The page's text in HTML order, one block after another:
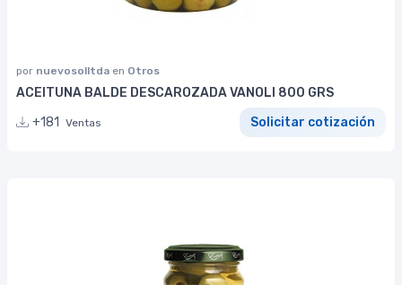
por nuevosolltda en Otros
ACEITUNA BALDE DESCAROZADA VANOLI 800 GRS
+181
Ventas Solicitar cotización